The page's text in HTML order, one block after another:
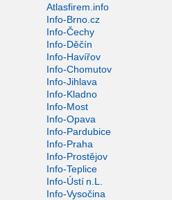
Atlasfirem.info
Info-Brno.cz
Info-Čechy
Info-Děčín
Info-Havířov
Info-Chomutov
Info-Jihlava
Info-Kladno
Info-Most
Info-Opava
Info-Pardubice
Info-Praha
Info-Prostějov
Info-Teplice
Info-Ústí n.L.
Info-Vysočina